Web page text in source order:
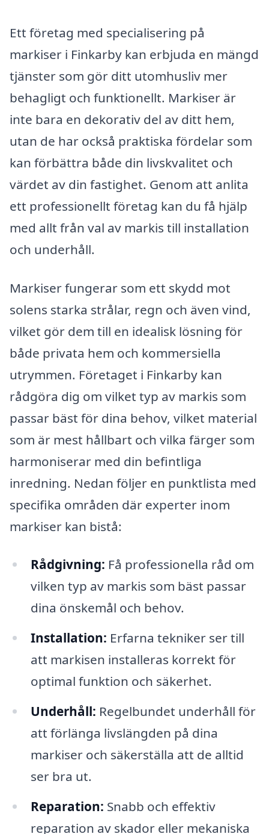
Ett företag med specialisering på
markiser i Finkarby kan erbjuda en mängd
tjänster som gör ditt utomhusliv mer
behagligt och funktionellt. Markiser är
inte bara en dekorativ del av ditt hem,
utan de har också praktiska fördelar som
kan förbättra både din livskvalitet och
värdet av din fastighet. Genom att anlita
ett professionellt företag kan du få hjälp
med allt från val av markis till installation
och underhåll.
Markiser fungerar som ett skydd mot
solens starka strålar, regn och även vind,
vilket gör dem till en idealisk lösning för
både privata hem och kommersiella
utrymmen. Företaget i Finkarby kan
rådgöra dig om vilket typ av markis som
passar bäst för dina behov, vilket material
som är mest hållbart och vilka färger som
harmoniserar med din befintliga
inredning. Nedan följer en punktlista med
specifika områden där experter inom
markiser kan bistå:
Rådgivning: Få professionella råd om
vilken typ av markis som bäst passar
dina önskemål och behov.
Installation: Erfarna tekniker ser till
att markisen installeras korrekt för
optimal funktion och säkerhet.
Underhåll: Regelbundet underhåll för
att förlänga livslängden på dina
markiser och säkerställa att de alltid
ser bra ut.
Reparation: Snabb och effektiv
reparation av skador eller mekaniska